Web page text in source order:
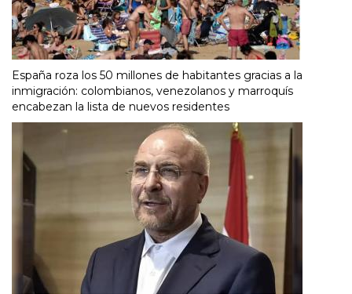
España roza los 50 millones de habitantes gracias a la
inmigración: colombianos, venezolanos y marroquís
encabezan la lista de nuevos residentes